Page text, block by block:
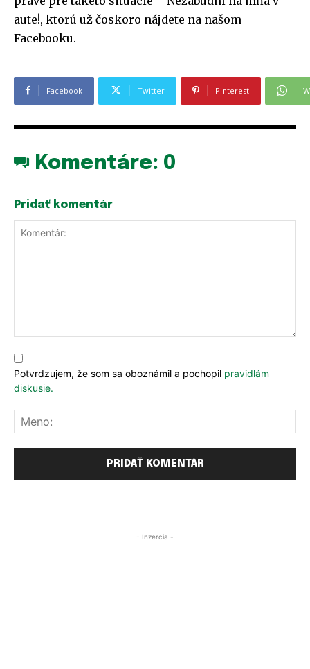
aute!, ktorú už čoskoro nájdete na našom
Facebooku.
Facebook Twitter Pinterest
Komentáre: 0
Pridať komentár
Potvrdzujem, že som sa oboznámil a pochopil pravidlám
diskusie.
- Inzercia -